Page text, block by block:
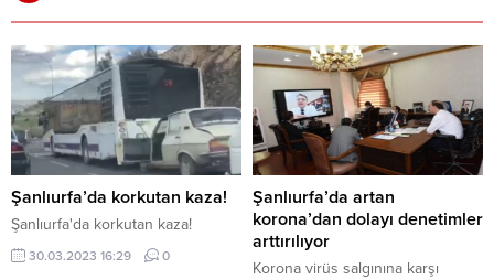
Şanlıurfa’da korkutan kaza!
Şanlıurfa'da korkutan kaza!
30.03.2023 16:29 0
Şanlıurfa’da artan
korona’dan dolayı denetimler
arttırılıyor
Korona virüs salgınına karşı